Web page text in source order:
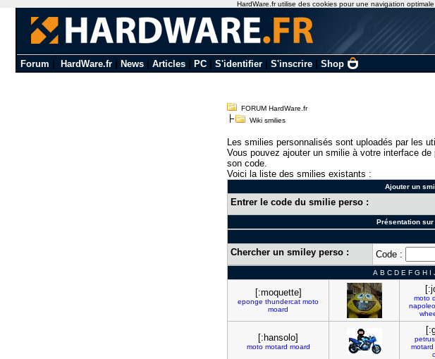
Forum HardWare.fr| News| Articles| PC| S'identifier| S'inscrire| Shop
FORUM HardWare.fr
Wiki smilies
Les smilies personnalisés sont uploadés par les
Vous pouvez ajouter un smilie à votre interface
son code.
Voici la liste des smilies existants :
Ajouter un
Entrer le code du smilie perso :
Présentation
Chercher un smiley perso : Code :
A B C D E F G H I
[:moquette]
eponge thundercat moto
moard
moto
[:hansolo]
moto motard moard
petrus
motard
HardWare.fr utilise des cookies pour une navigation